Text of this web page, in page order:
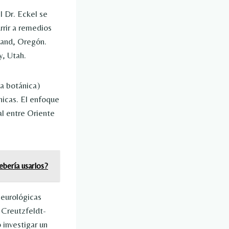
Dr. Eckel se
a remedios
Oregón.
Utah.
botánica)
El enfoque
entre Oriente
usarlos?
Creutzfeldt-
un